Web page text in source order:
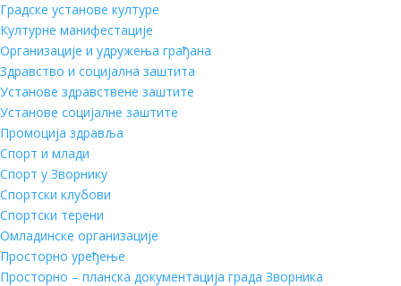
Градске установе културе
Културне манифестације
Организације и удружења грађана
Здравство и социјална заштита
Установе здравствене заштите
Установе социјалне заштите
Промоција здравља
Спорт и млади
Спорт у Зворнику
Спортски клубови
Спортски терени
Омладинске организације
Просторно уређење
Просторно – планска документација града Зворника